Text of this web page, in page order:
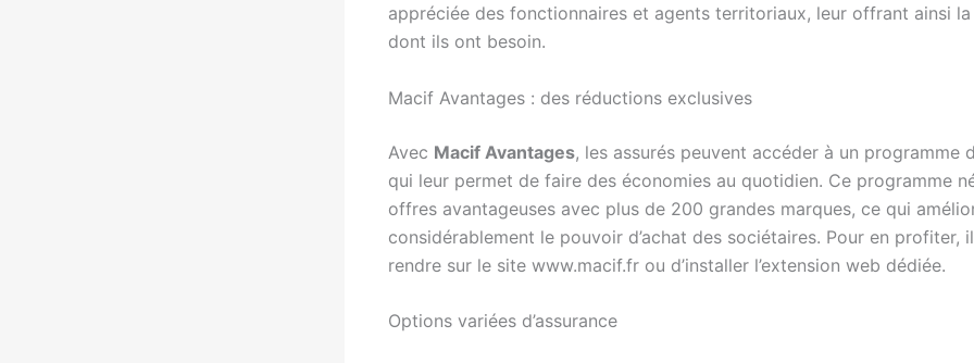
appréciée des fonctionnaires et agents territoriaux, leur offrant ainsi
dont ils ont besoin.
Macif Avantages : des réductions exclusives
Avec Macif Avantages, les assurés peuvent accéder à un programme
qui leur permet de faire des économies au quotidien. Ce programme
offres avantageuses avec plus de 200 grandes marques, ce qui
considérablement le pouvoir d’achat des sociétaires. Pour en profiter,
rendre sur le site www.macif.fr ou d’installer l’extension web dédiée.
Options variées d’assurance